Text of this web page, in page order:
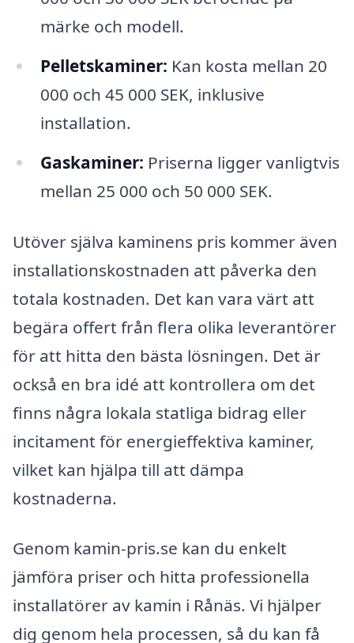
märke och modell.
Pelletskaminer: Kan kosta mellan 20
000 och 45 000 SEK, inklusive
installation.
Gaskaminer: Priserna ligger vanligtvis
mellan 25 000 och 50 000 SEK.
Utöver själva kaminens pris kommer även
installationskostnaden att påverka den
totala kostnaden. Det kan vara värt att
begära offert från flera olika leverantörer
för att hitta den bästa lösningen. Det är
också en bra idé att kontrollera om det
finns några lokala statliga bidrag eller
incitament för energieffektiva kaminer,
vilket kan hjälpa till att dämpa
kostnaderna.
Genom kamin-pris.se kan du enkelt
jämföra priser och hitta professionella
installatörer av kamin i Rånäs. Vi hjälper
dig genom hela processen, så du kan få